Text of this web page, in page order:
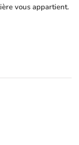
vous appartient.